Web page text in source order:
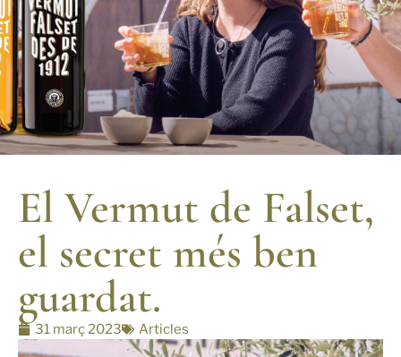
El Vermut de Falset,
el secret més ben
guardat.
31 març 2023 Articles